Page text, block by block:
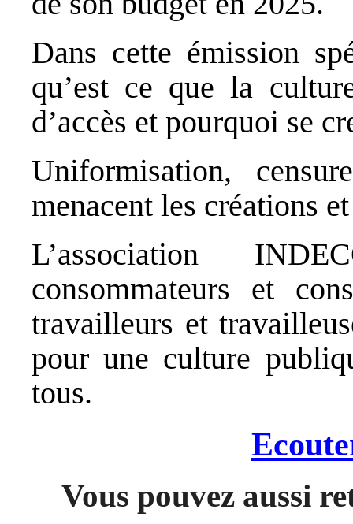
Dans cette émission
qu’est ce que la
d’accès et pourquoi se
Uniformisation,
menacent les créations
L’association
consommateurs et
travailleurs et
pour une culture
tous.
Vous pouvez aussi